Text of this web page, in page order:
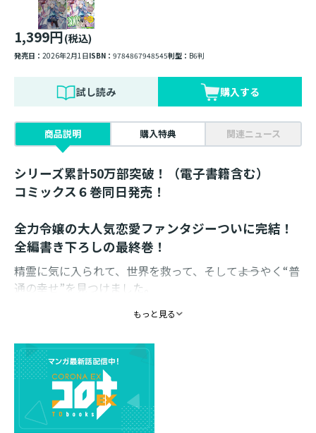
1,399円(税込)
発売日： 2026年2月1日ISBN： 9784867948545判型： B6判
試し読み 購入する
商品説明 購入特典 関連ニュース
シリーズ累計50万部突破！（電子書籍含む）
コミックス６巻同日発売！
全力令嬢の大人気恋愛ファンタジーついに完結！
全編書き下ろしの最終巻！
精霊に気に入られて、世界を救って、そして――ようやく“普
通の幸せ”を見つけました。
騒動に巻き込まれて……そんな毎日が、なんだか楽し
カミルと結ばれてから、もう三百年。
人より長く生きてると、たくさんの出会いと別れがあっ
両親を見送り、子どもたちを育て、そして今は精霊たち
と静かに暮らしている。
もっと見る